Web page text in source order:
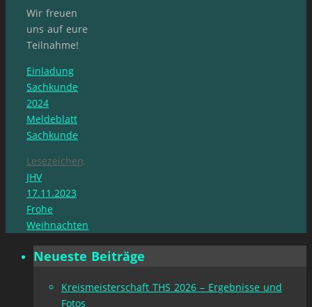
Wir freuen
uns auf eure
Teilnahme!
Einladung
Sachkunde
2024
Meldeblatt
Sachkunde
Lesezeichen.
JHV
17.11.2023
Frohe
Weihnachten
Neueste Beiträge
Kreismeisterschaft THS 2026 – Ergebnisse und
Fotos